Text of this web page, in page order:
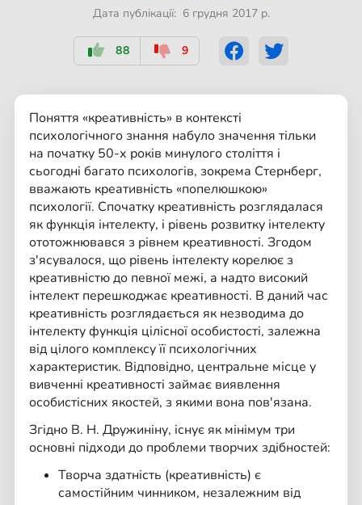
Дата публікації: 6 грудня 2017 р.
88 9
Поняття «креативність» в контексті
психологічного знання набуло значення тільки
на початку 50-х років минулого століття і
сьогодні багато психологів, зокрема Стернберг,
вважають креативність «попелюшкою»
психології. Спочатку креативність розглядалася
як функція інтелекту, і рівень розвитку інтелекту
ототожнювався з рівнем креативності. Згодом
з'ясувалося, що рівень інтелекту корелює з
креативністю до певної межі, а надто високий
інтелект перешкоджає креативності. В даний час
креативність розглядається як незводима до
інтелекту функція цілісної особистості, залежна
від цілого комплексу її психологічних
характеристик. Відповідно, центральне місце у
вивченні креативності займає виявлення
особистісних якостей, з якими вона пов'язана.
Згідно В. Н. Дружиніну, існує як мінімум три
основні підходи до проблеми творчих здібностей:
Творча здатність (креативність) є
самостійним чинником, незалежним від